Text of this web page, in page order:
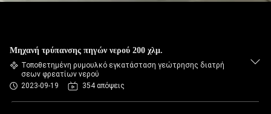
Μηχανή τρύπανσης πηγών νερού 200 χλμ.
Τοποθετημένη ρυμουλκό εγκατάσταση γεώτρησης διατρή
σεων φρεατίων νερού
2023-09-19
354 απόψεις